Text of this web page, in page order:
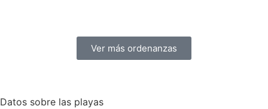
Ver más ordenanzas
Datos sobre las playas